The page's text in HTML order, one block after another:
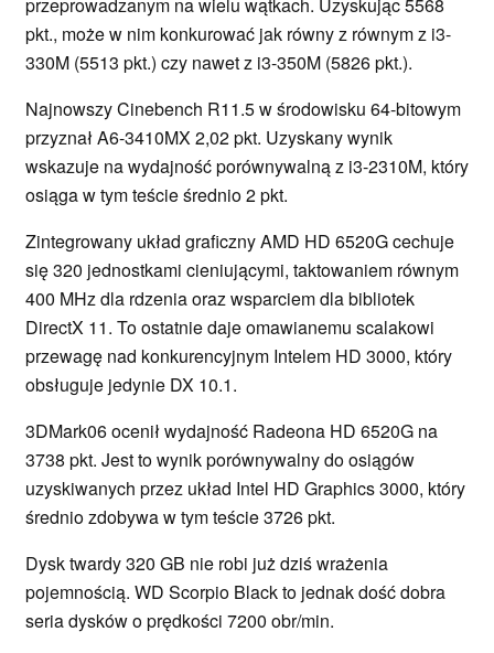
pkt., może w nim konkurować jak równy z równym z i3-
330M (5513 pkt.) czy nawet z i3-350M (5826 pkt.).
Najnowszy Cinebench R11.5 w środowisku 64-bitowym
przyznał A6-3410MX 2,02 pkt. Uzyskany wynik
wskazuje na wydajność porównywalną z i3-2310M, który
osiąga w tym teście średnio 2 pkt.
Zintegrowany układ graficzny AMD HD 6520G cechuje
się 320 jednostkami cieniującymi, taktowaniem równym
400 MHz dla rdzenia oraz wsparciem dla bibliotek
DirectX 11. To ostatnie daje omawianemu scalakowi
przewagę nad konkurencyjnym Intelem HD 3000, który
obsługuje jedynie DX 10.1.
3DMark06 ocenił wydajność Radeona HD 6520G na
3738 pkt. Jest to wynik porównywalny do osiągów
uzyskiwanych przez układ Intel HD Graphics 3000, który
średnio zdobywa w tym teście 3726 pkt.
Dysk twardy 320 GB nie robi już dziś wrażenia
pojemnością. WD Scorpio Black to jednak dość dobra
seria dysków o prędkości 7200 obr/min.